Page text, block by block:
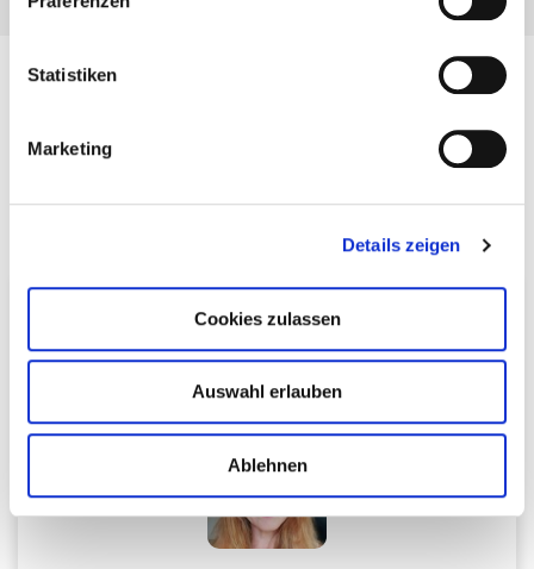
jederzeit widerrufen oder ändern zu können.
Statistiken
Marketing
Details zeigen
Cookies zulassen
Auswahl erlauben
Ablehnen
Diese Experteninterviews erwarten
dich
Tag 1 – Freitag, 19.12.
Einführung & Messen